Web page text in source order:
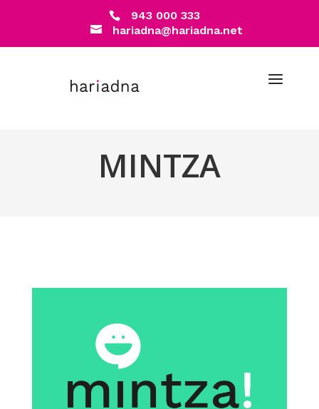
943 000 333
hariadna@hariadna.net
MINTZA